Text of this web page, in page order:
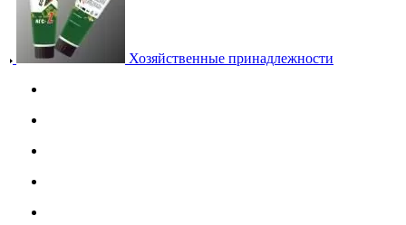
Хозяйственные принадлежности